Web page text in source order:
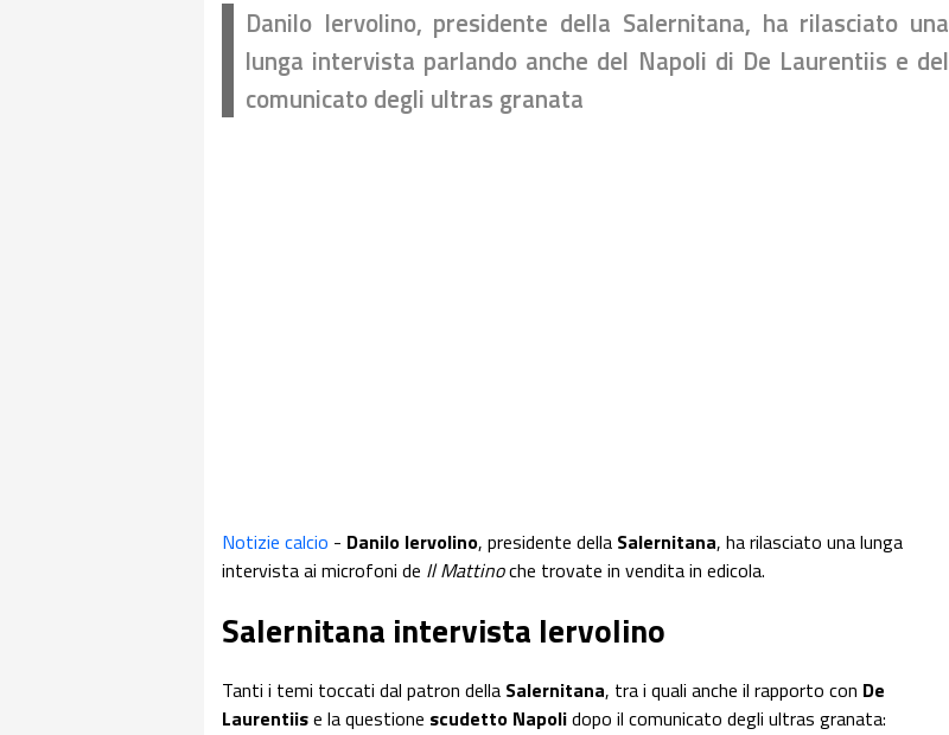
Danilo Iervolino, presidente della Salernitana, ha rilasciato una
lunga intervista parlando anche del Napoli di De Laurentiis e del
comunicato degli ultras granata
Notizie calcio - Danilo Iervolino, presidente della Salernitana, ha rilasciato una lunga
intervista ai microfoni de Il Mattinoche trovate in vendita in edicola.
Salernitana intervista Iervolino
Tanti i temi toccati dal patron della Salernitana, tra i quali anche il rapporto con De
Laurentiise la questione scudetto Napolidopo il comunicato degli ultras granata: